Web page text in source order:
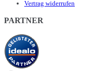
Vertrag widerrufen
PARTNER